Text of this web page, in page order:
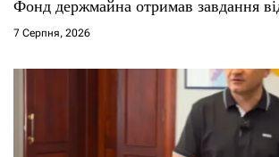
Фонд держмайна отримав завдання
7 Серпня, 2026